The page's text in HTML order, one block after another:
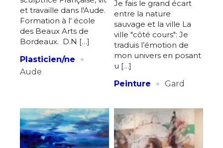
Statut / Organisation
J'accepte lestermes et conditions
Adresse email*
Nom
Prénom
Statut / Organisation
J'accepte lestermes et conditions
et travaille dans l'Aude.
Formation à l' école
des Beaux Arts de
Bordeaux. D.N […]
Plasticien/ne
·
Aude
Je fais le grand écart
entre la nature
sauvage et la ville La
ville "côté cours": Je
traduis l’émotion de
mon univers en posant
u […]
Peinture
· Gard